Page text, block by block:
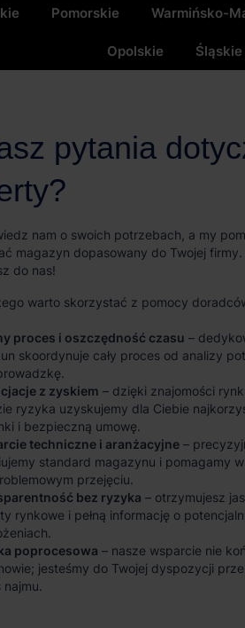
Pomorskie Warmińsko-
Opolskie Śląskie
pytania
nam o swoich potrzebach, a my
magazyn dopasowany do Twojej firmy.
do nas!
warto skorzystać z pomocy
proces i oszczędność czasu –
skoordynuje cały proces od analizy
z zyskiem – dzięki znajomości
ryzyka uzyskujemy dla Ciebie
i bezpieczną umowę.
techniczne i aranżacyjne –
standard magazynu i pomagamy
przejęciu.
bez ryzyka – otrzymujesz
rynkowe i pełną informację o
poprocesowa – nasze wsparcie nie
jesteśmy do Twojej dyspozycji
najmu.